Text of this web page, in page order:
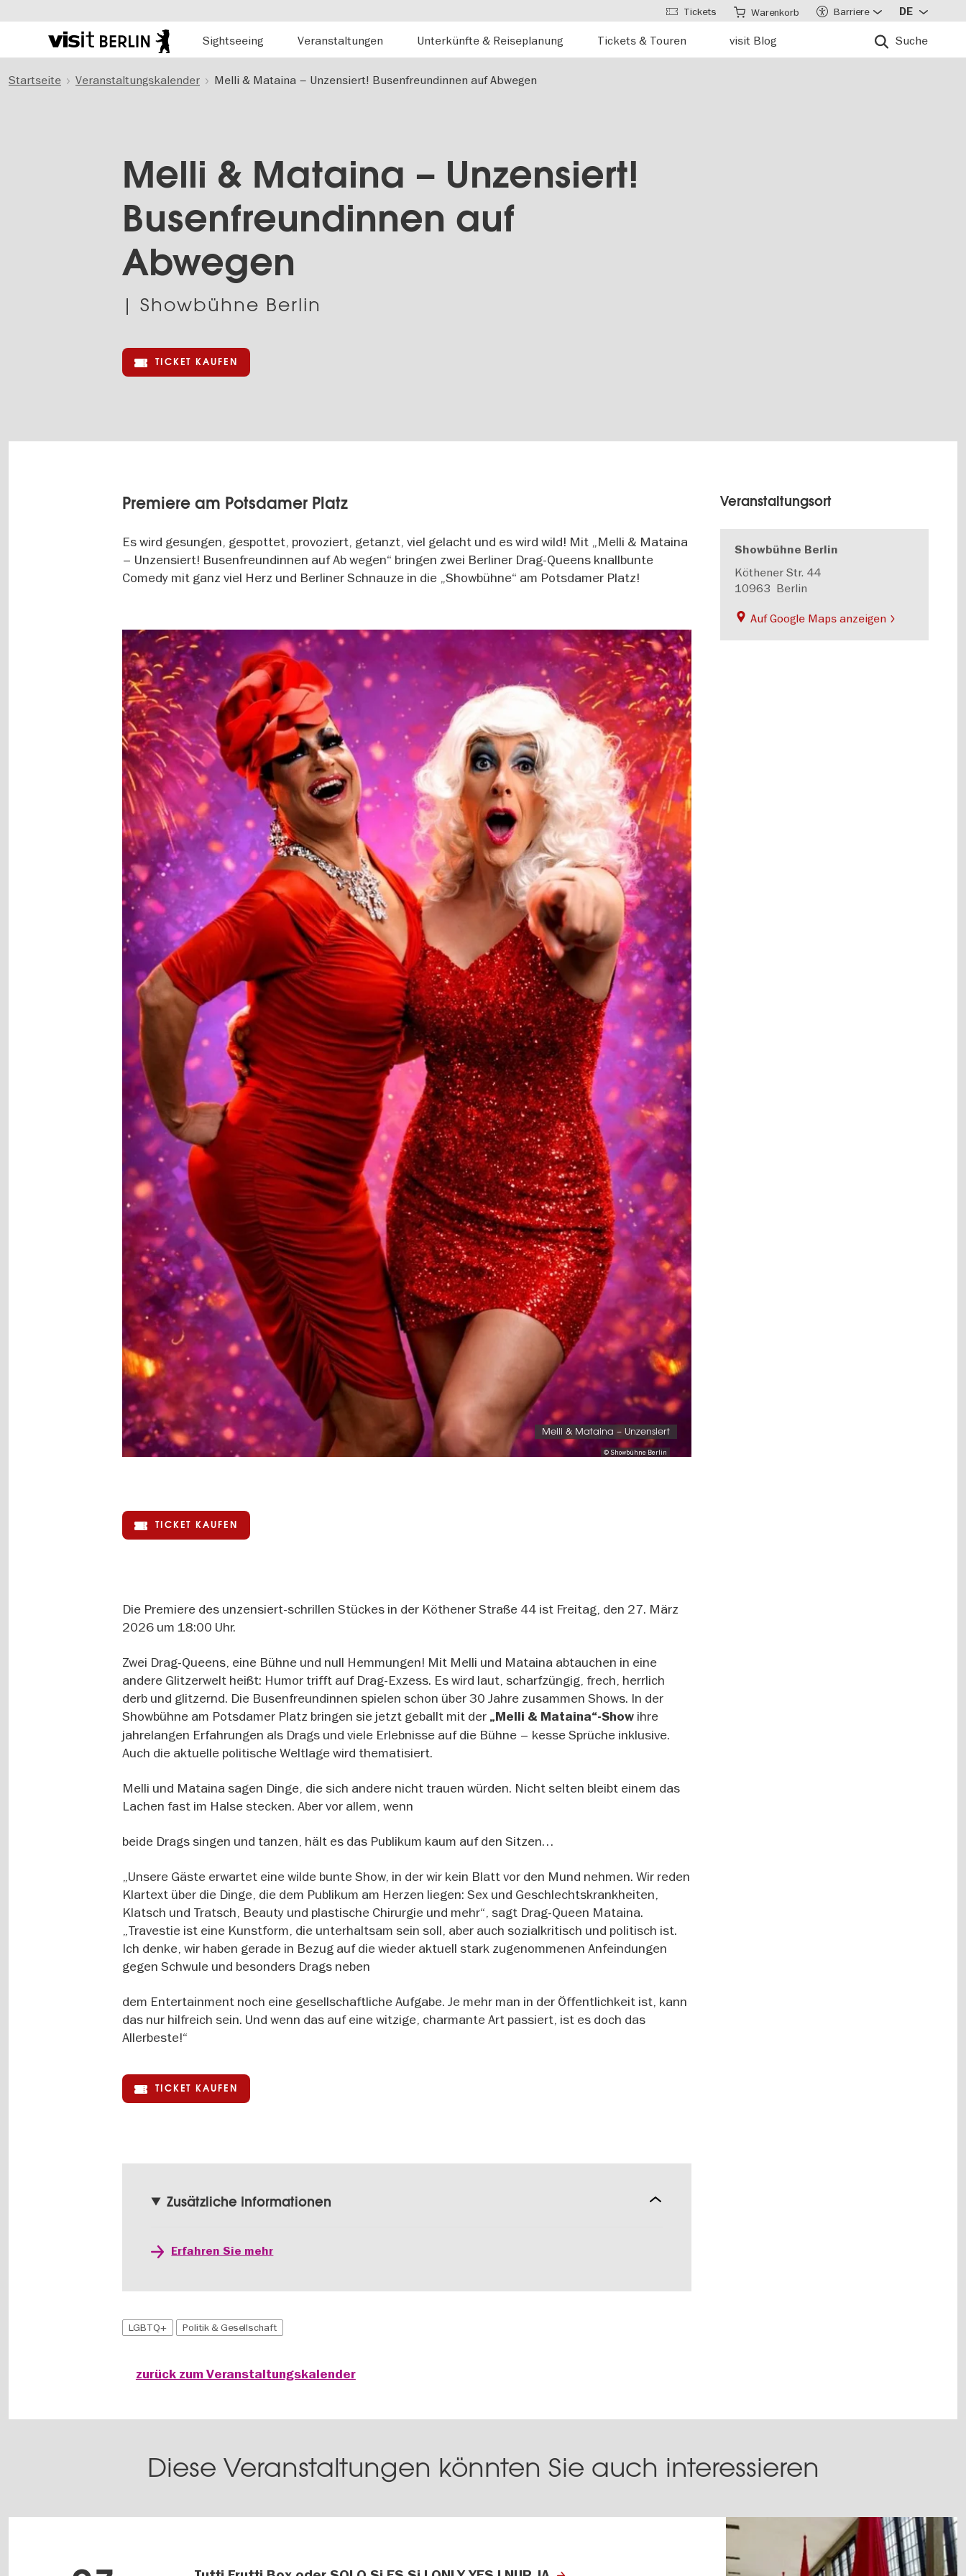
zum
Berlins
Tourismusportal
Sightseeing
Veranstaltungen Unterkünfte & Reiseplanung Tickets & Touren visit Blog Suche
Tickets Warenkorb Barriere DE
Startseite Veranstaltungskalender Melli & Mataina – Unzensiert! Busenfreundinnen auf Abwegen
Melli & Mataina – Unzensiert!
Busenfreundinnen auf
Abwegen
| Showbühne Berlin
TICKET KAUFEN
Premiere am Potsdamer Platz
Es wird gesungen, gespottet, provoziert, getanzt, viel gelacht und es wird wild! Mit „Melli & Mataina
– Unzensiert! Busenfreundinnen auf Ab wegen“ bringen zwei Berliner Drag-Queens knallbunte
Comedy mit ganz viel Herz und Berliner Schnauze in die „Showbühne“ am Potsdamer Platz!
Image
gallery
© Showbühne Berlin
Melli & Mataina – Unzensiert
Veranstaltungsort
Showbühne Berlin
Köthener Str. 44
10963 Berlin
Auf Google Maps anzeigen
TICKET KAUFEN
Die Premiere des unzensiert-schrillen Stückes in der Köthener Straße 44 ist Freitag, den 27. März
2026 um 18:00 Uhr.
Zwei Drag-Queens, eine Bühne und null Hemmungen! Mit Melli und Mataina abtauchen in eine
andere Glitzerwelt heißt: Humor trifft auf Drag-Exzess. Es wird laut, scharfzüngig, frech, herrlich
derb und glitzernd. Die Busenfreundinnen spielen schon über 30 Jahre zusammen Shows. In der
Showbühne am Potsdamer Platz bringen sie jetzt geballt mit der „Melli & Mataina“-Show ihre
jahrelangen Erfahrungen als Drags und viele Erlebnisse auf die Bühne – kesse Sprüche inklusive.
Auch die aktuelle politische Weltlage wird thematisiert.
Melli und Mataina sagen Dinge, die sich andere nicht trauen würden. Nicht selten bleibt einem das
Lachen fast im Halse stecken. Aber vor allem, wenn
beide Drags singen und tanzen, hält es das Publikum kaum auf den Sitzen…
„Unsere Gäste erwartet eine wilde bunte Show, in der wir kein Blatt vor den Mund nehmen. Wir reden
Klartext über die Dinge, die dem Publikum am Herzen liegen: Sex und Geschlechtskrankheiten,
Klatsch und Tratsch, Beauty und plastische Chirurgie und mehr“, sagt Drag-Queen Mataina.
„Travestie ist eine Kunstform, die unterhaltsam sein soll, aber auch sozialkritisch und politisch ist.
Ich denke, wir haben gerade in Bezug auf die wieder aktuell stark zugenommenen Anfeindungen
gegen Schwule und besonders Drags neben
dem Entertainment noch eine gesellschaftliche Aufgabe. Je mehr man in der Öffentlichkeit ist, kann
das nur hilfreich sein. Und wenn das auf eine witzige, charmante Art passiert, ist es doch das
Allerbeste!“
TICKET KAUFEN
Zusätzliche Informationen
Erfahren Sie mehr
LGBTQ+ Politik & Gesellschaft
zurück zum Veranstaltungskalender
Diese Veranstaltungen könnten Sie auch interessieren